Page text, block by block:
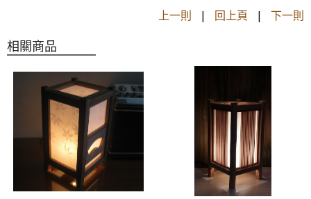
上一則 | 回上頁 | 下一則
相關商品